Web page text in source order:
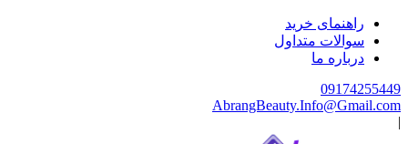
راهنمای خرید
سوالات متداول
درباره ما
09174255449
AbrangBeauty.Info@Gmail.com
|